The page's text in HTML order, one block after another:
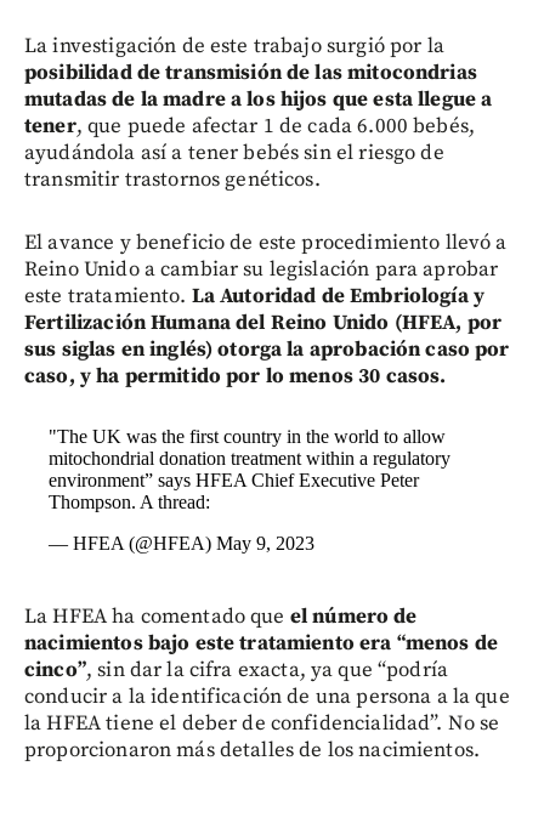
La investigación de este trabajo surgió por la
posibilidad de transmisión de las mitocondrias
mutadas de la madre a los hijos que esta llegue a
tener, que puede afectar 1 de cada 6.000 bebés,
ayudándola así a tener bebés sin el riesgo de
transmitir trastornos genéticos.
El avance y beneficio de este procedimiento llevó a
Reino Unido a cambiar su legislación para aprobar
este tratamiento. La Autoridad de Embriología y
Fertilización Humana del Reino Unido (HFEA, por
sus siglas en inglés) otorga la aprobación caso por
caso, y ha permitido por lo menos 30 casos.
"The UK was the first country in the world to allow
mitochondrial donation treatment within a regulatory
environment” says HFEA Chief Executive Peter
Thompson. A thread:
— HFEA (@HFEA) May 9, 2023
La HFEA ha comentado que el número de
nacimientos bajo este tratamiento era “menos de
cinco”, sin dar la cifra exacta, ya que “podría
conducir a la identificación de una persona a la que
la HFEA tiene el deber de confidencialidad”. No se
proporcionaron más detalles de los nacimientos.